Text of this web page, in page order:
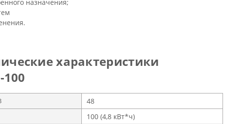
назначения;
характеристики
100
48
100 (4,8 кВт*ч)